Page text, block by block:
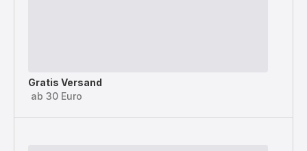
Gratis Versand
ab 30 Euro